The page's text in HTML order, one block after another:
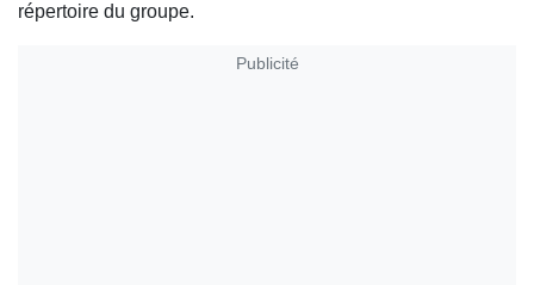
répertoire du groupe.
Publicité